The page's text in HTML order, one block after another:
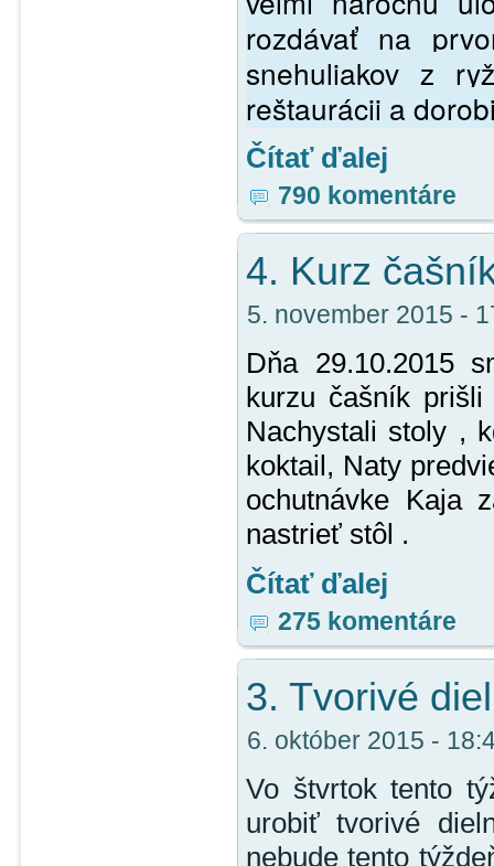
rozdávať na
snehuliakov z
reštaurácii a
Čítať ďalej
790 komentáre
4. Kurz
5. november 2015 -
Dňa 29.10.2015
kurzu čašník
Nachystali stoly ,
koktail, Naty
ochutnávke Kaja
nastrieť stôl .
Čítať ďalej
275 komentáre
3. Tvorivé
6. október 2015 -
Vo štvrtok tento
urobiť tvorivé
nebude tento